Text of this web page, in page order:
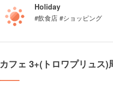
Holiday
#飲食店 #ショッピング
カフェ 3+(トロワプリュス